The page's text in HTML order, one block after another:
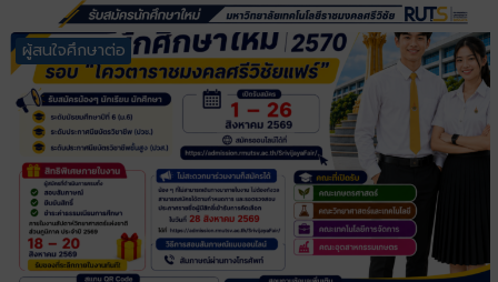
ผู้สนใจศึกษาต่อ